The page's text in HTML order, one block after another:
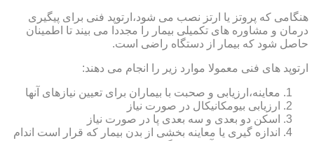
هنگامی که پروتز یا ارتز نصب می شود،ارتوپد فنی برای پیگیری
درمان و مشاوره های تکمیلی بیمار را مجددا می بیند تا اطمینان
حاصل شود که بیمار از دستگاه راضی است.
ارتوپد های فنی معمولا موارد زیر را انجام می دهند:
معاینه،ارزیابی و صحبت با بیماران برای تعیین نیازهای آنها
ارزیابی بیومکانیکال در صورت نیاز
اسکن دو بعدی و سه بعدی پا در صورت نیاز
اندازه گیری یا معاینه بخشی از بدن بیمار که قرار است اندام